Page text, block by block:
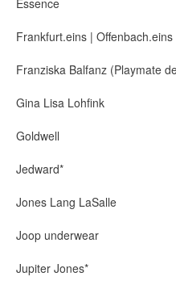
Frankfurt.eins | Offenbach.eins
Franziska Balfanz (Playmate
Gina Lisa Lohfink
Goldwell
Jedward*
Jones Lang LaSalle
Joop underwear
Jupiter Jones*